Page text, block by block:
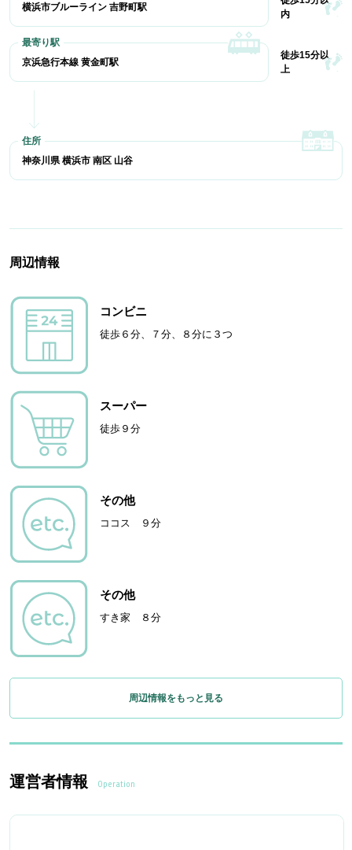
横浜市ブルーライン 吉野町駅
内
京浜急行本線 黄金町駅
徒歩15分以
上
神奈川県 横浜市 南区 山谷
周辺情報
コンビニ
徒歩６分、７分、８分に３つ
スーパー
徒歩９分
その他
ココス ９分
その他
すき家 ８分
周辺情報をもっと見る
運営者情報 Operation